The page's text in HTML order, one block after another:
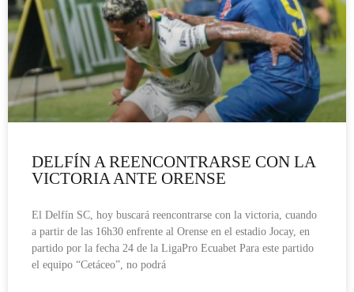
DELFÍN A REENCONTRARSE CON LA
VICTORIA ANTE ORENSE
El Delfín SC, hoy buscará reencontrarse con la victoria, cuando
a partir de las 16h30 enfrente al Orense en el estadio Jocay, en
partido por la fecha 24 de la LigaPro Ecuabet Para este partido
el equipo “Cetáceo”, no podrá